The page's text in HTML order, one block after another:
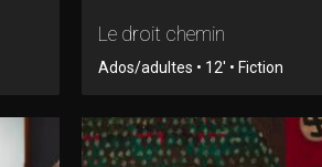
Le droit chemin
Ados/adultes • 12' • Fiction